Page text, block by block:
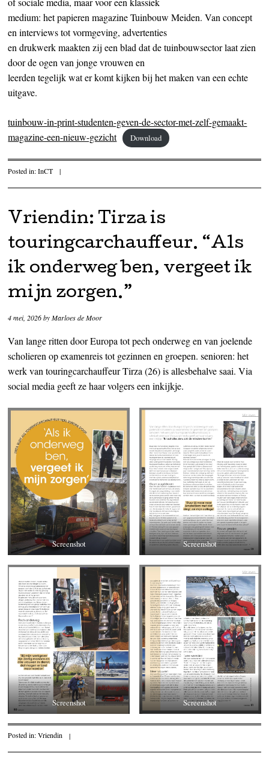
medium: het papieren magazine Tuinbouw Meiden. Van concept
en interviews tot vormgeving, advertenties
en drukwerk maakten zij een blad dat de tuinbouwsector laat zien
door de ogen van jonge vrouwen en
leerden tegelijk wat er komt kijken bij het maken van een echte
uitgave.
tuinbouw-in-print-studenten-geven-de-sector-met-zelf-gemaakt-
magazine-een-nieuw-gezicht
Download
Posted in:InCT |
Vriendin: Tirza is
touringcarchauffeur. “Als
ik onderweg ben, vergeet ik
mijn zorgen.”
4 mei, 2026byMarloes de Moor
Van lange ritten door Europa tot pech onderweg en van joelende
scholieren op examenreis tot gezinnen en groepen. senioren: het
werk van touringcarchauffeur Tirza (26) is allesbehalve saai. Via
social media geeft ze haar volgers een inkijkje.
Screenshot Screenshot
Screenshot Screenshot
Posted in:Vriendin |